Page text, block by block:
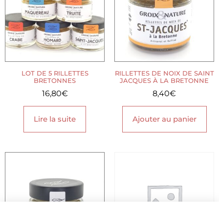
LOT DE 5 RILLETTES
BRETONNES
16,80€
Lire la suite
RILLETTES DE NOIX DE SAINT
JACQUES À LA BRETONNE
8,40€
Ajouter au panier